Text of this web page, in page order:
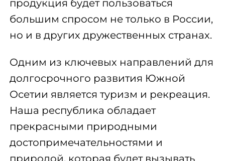
продукция будет пользоваться
большим спросом не только в России,
но и в других дружественных странах.
Одним из ключевых направлений для
долгосрочного развития Южной
Осетии является туризм и рекреация.
Наша республика обладает
прекрасными природными
достопримечательностями и
природой, которая будет вызывать